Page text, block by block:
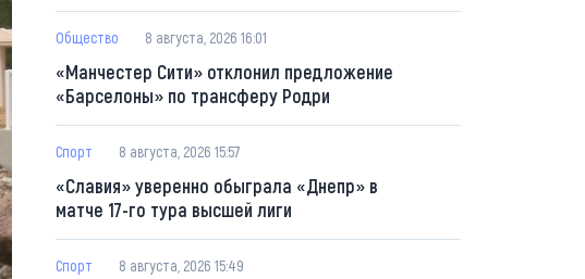
Общество 8 августа, 2026 16:01
«Манчестер Сити» отклонил предложение
«Барселоны» по трансферу Родри
Спорт 8 августа, 2026 15:57
«Славия» уверенно обыграла «Днепр» в
матче 17-го тура высшей лиги
Спорт 8 августа, 2026 15:49